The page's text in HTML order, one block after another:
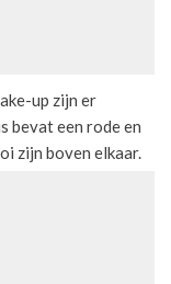
up zijn er
bevat een rode en
zijn boven elkaar.